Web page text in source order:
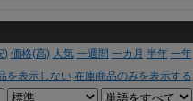
) 価格(高) 人気 一週間 一カ月 半年 一年
を表示しない 在庫商品のみを表示する